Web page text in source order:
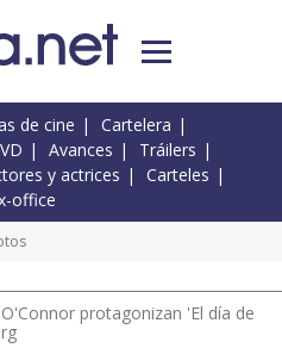
de cine
Cartelera
Avances
Tráilers
y actrices
Carteles
office
protagonizan 'El día de